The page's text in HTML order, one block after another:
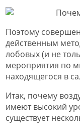
Поэтому
действенным
лобовых (и не
мероприятия по
находящегося в
Итак, почему
имеют высокий
существует